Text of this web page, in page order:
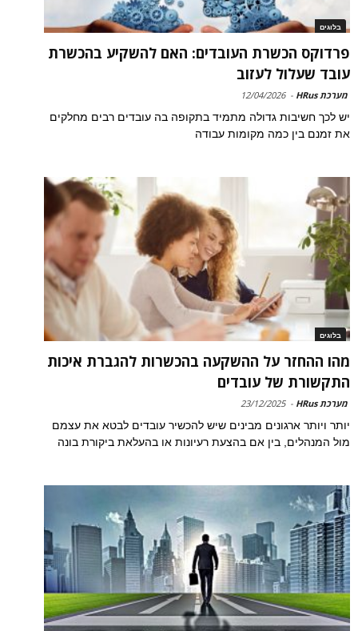
בלוגים
פרדוקס הכשרת העובדים: האם להשקיע בהכשרת
עובד שעלול לעזוב
מערכת HRus -
12/04/2026
יש לכך חשיבות גדולה מתמיד בתקופה בה עובדים רבים מחלקים
את זמנם בין כמה מקומות עבודה
בלוגים
מהו ההחזר על ההשקעה בהכשרות להגברת איכות
התקשורת של עובדים
מערכת HRus -
23/12/2025
יותר ויותר ארגונים מבינים שיש להכשיר עובדים לבטא את עצמם
מול המנהלים, בין אם בהצעת רעיונות או בהעלאת ביקורת בונה